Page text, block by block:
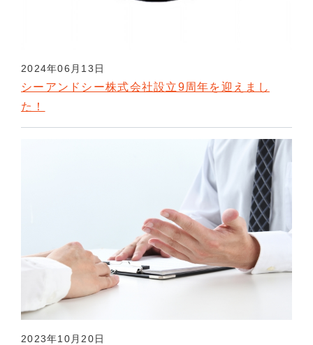
2024年06月13日
シーアンドシー株式会社設立9周年を迎えまし
た！
2023年10月20日